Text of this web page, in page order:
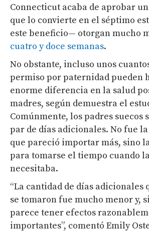
Connecticut acaba de aprobar
que lo convierte en el séptimo
este beneficio— otorgan mucho
cuatro y doce semanas.
No obstante, incluso unos
permiso por paternidad pueden
enorme diferencia en la salud
madres, según demuestra el
Comúnmente, los padres suecos
par de días adicionales. No fue
que pareció importar más, sino
para tomarse el tiempo cuando
necesitaba.
“La cantidad de días adicionales
se tomaron fue mucho menor y,
parece tener efectos
importantes”, comentó Emily